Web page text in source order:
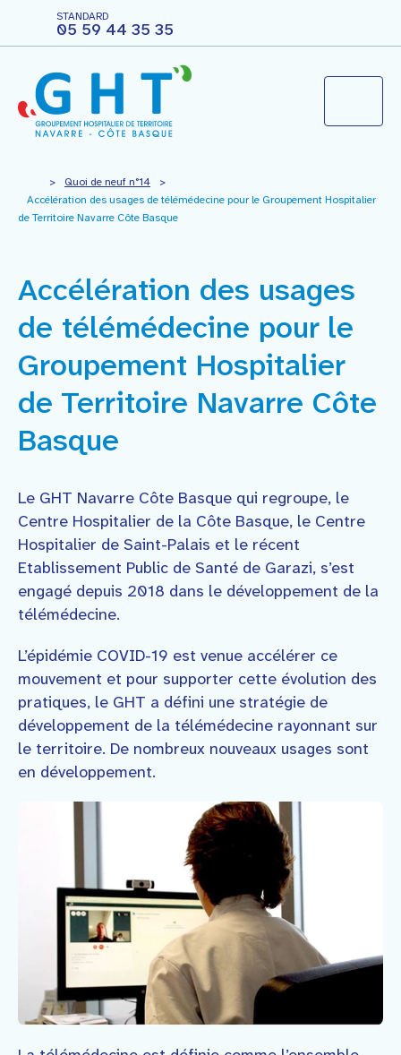
STANDARD
05 59 44 35 35
Le groupement hospitalier
Vous êtes professionnels
Nous rejoindre
Faire un don
> Quoi de neuf n°14
>
Accélération des usages de télémédecine pour le Groupement Hospitalier
de Territoire Navarre Côte Basque
Accélération des usages
de télémédecine pour le
Groupement Hospitalier
de Territoire Navarre Côte
Basque
Le GHT Navarre Côte Basque qui regroupe, le
Centre Hospitalier de la Côte Basque, le Centre
Hospitalier de Saint-Palais et le récent
Etablissement Public de Santé de Garazi, s’est
engagé depuis 2018 dans le développement de la
télémédecine.
L’épidémie COVID-19 est venue accélérer ce
mouvement et pour supporter cette évolution des
pratiques, le GHT a défini une stratégie de
développement de la télémédecine rayonnant sur
le territoire. De nombreux nouveaux usages sont
en développement.